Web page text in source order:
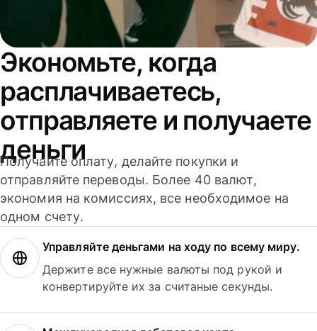
Экономьте, когда
расплачиваетесь,
отправляете и получаете
деньги
Получайте оплату, делайте покупки и
отправляйте переводы. Более 40 валют,
экономия на комиссиях, все необходимое на
одном счету.
Управляйте деньгами на ходу по всему миру.
Держите все нужные валюты под рукой и
конвертируйте их за считаные секунды.